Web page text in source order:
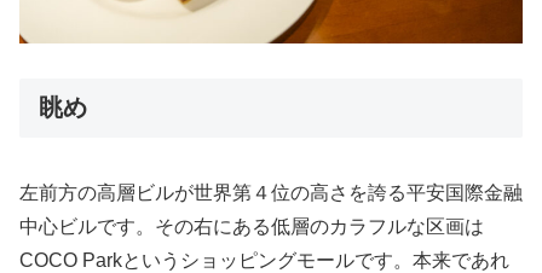
眺め
左前方の高層ビルが世界第４位の高さを誇る平安国際金融
中心ビルです。その右にある低層のカラフルな区画は
COCO Parkというショッピングモールです。本来であれ